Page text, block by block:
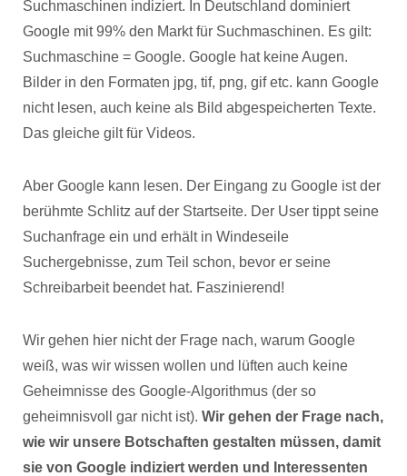
Suchmaschinen indiziert. In Deutschland dominiert
Google mit 99% den Markt für Suchmaschinen. Es gilt:
Suchmaschine = Google. Google hat keine Augen.
Bilder in den Formaten jpg, tif, png, gif etc. kann Google
nicht lesen, auch keine als Bild abgespeicherten Texte.
Das gleiche gilt für Videos.
Aber Google kann lesen. Der Eingang zu Google ist der
berühmte Schlitz auf der Startseite. Der User tippt seine
Suchanfrage ein und erhält in Windeseile
Suchergebnisse, zum Teil schon, bevor er seine
Schreibarbeit beendet hat. Faszinierend!
Wir gehen hier nicht der Frage nach, warum Google
weiß, was wir wissen wollen und lüften auch keine
Geheimnisse des Google-Algorithmus (der so
geheimnisvoll gar nicht ist). Wir gehen der Frage nach,
wie wir unsere Botschaften gestalten müssen, damit
sie von Google indiziert werden und Interessenten